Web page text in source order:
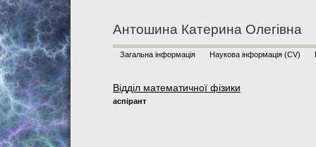
Антошина Катерина Олегівна
Загальна інформація Наукова інформація (CV)
Відділ математичної фізики
аспірант